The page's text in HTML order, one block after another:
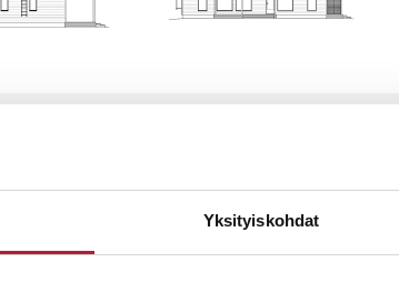
Yksityiskohdat